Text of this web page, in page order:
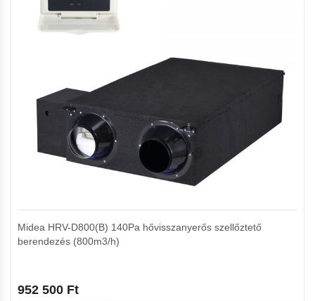
Midea HRV-D800(B) 140Pa hővisszanyerős szellőztető
berendezés (800m3/h)
952 500 Ft